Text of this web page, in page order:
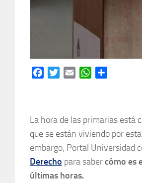
FacebookTwitterEmail WhatsApp
La hora de las primarias está
que se están viviendo por
embargo, Portal Universidad
Derecho para sabercómo es
últimas horas.